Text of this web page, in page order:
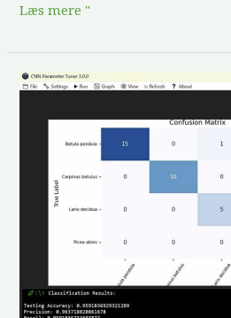
Læs mere "
Unlocking
Agroforestry:
Released